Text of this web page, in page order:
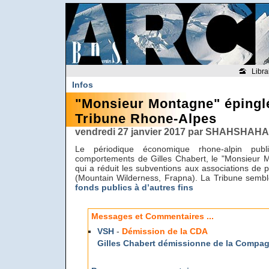
Infos
"Monsieur Montagne"
Tribune Rhone-Alpes
vendredi 27 janvier 2017 par
Le périodique économique rhone-alpin
comportements de Gilles Chabert, le "Monsieur
qui a réduit les subventions aux associations de
(Mountain Wilderness, Frapna). La Tribune
fonds publics à d’autres fins
Messages et Commentaires ...
VSH- Démission de la CDA
Gilles Chabert démissionne de la